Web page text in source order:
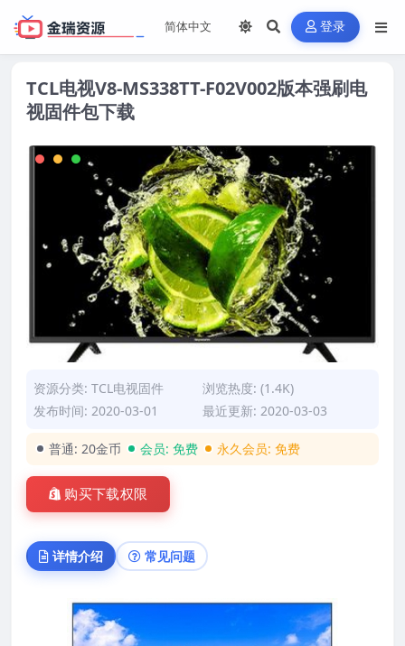
登录
TCL电视V8-MS338TT-F02V002版本强刷电
视固件包下载
资源分类: TCL电视固件
浏览热度: (1.4K)
发布时间: 2020-03-01
最近更新: 2020-03-03
普通: 20金币 会员: 免费 永久会员: 免费
购买下载权限
详情介绍 常见问题